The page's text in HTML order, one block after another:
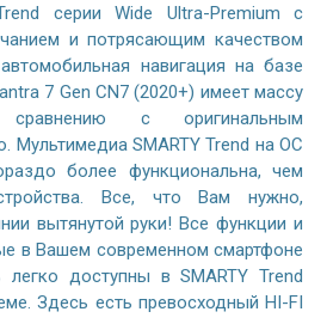
серии Wide Ultra-Premium с
и потрясающим качеством
навигация на базе
7 Gen CN7 (2020+) имеет массу
с оригинальным
Мультимедиа SMARTY Trend на ОС
более функциональна, чем
Все, что Вам нужно,
вытянутой руки! Все функции и
в Вашем современном смартфоне
легко доступны в SMARTY Trend
Здесь есть превосходный HI-FI